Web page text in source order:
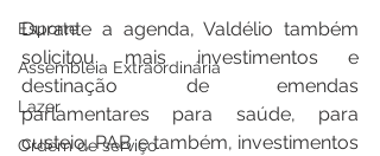
Esporte
Assembleia Extraordinária
Lazer
Ordem de serviço
Durante a agenda, Valdélio também
solicitou mais investimentos e
destinação de emendas
parlamentares para saúde, para
custeio, PAB e também, investimentos